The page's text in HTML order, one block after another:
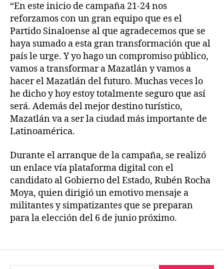
“En este inicio de campaña 21-24 nos
reforzamos con un gran equipo que es el
Partido Sinaloense al que agradecemos que se
haya sumado a esta gran transformación que al
país le urge. Y yo hago un compromiso público,
vamos a transformar a Mazatlán y vamos a
hacer el Mazatlán del futuro. Muchas veces lo
he dicho y hoy estoy totalmente seguro que así
será. Además del mejor destino turístico,
Mazatlán va a ser la ciudad más importante de
Latinoamérica.
Durante el arranque de la campaña, se realizó
un enlace vía plataforma digital con el
candidato al Gobierno del Estado, Rubén Rocha
Moya, quien dirigió un emotivo mensaje a
militantes y simpatizantes que se preparan
para la elección del 6 de junio próximo.